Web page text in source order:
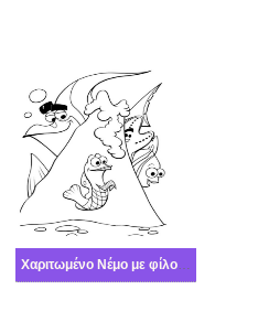
Χαριτωμένο Νέμο με φίλους